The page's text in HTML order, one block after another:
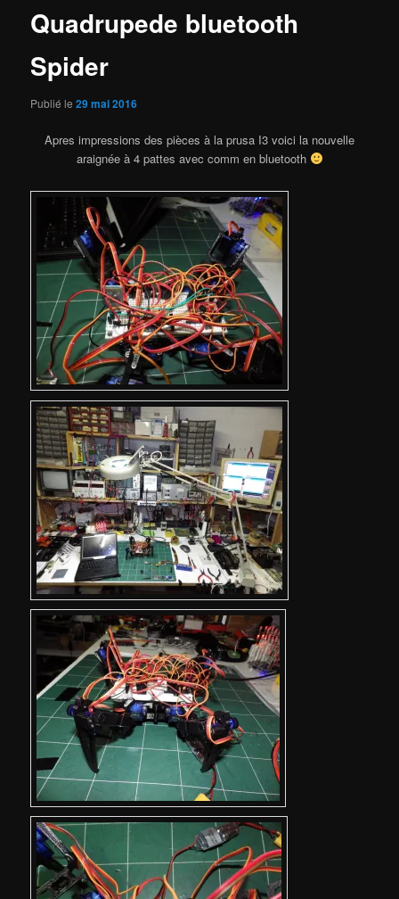
Quadrupede bluetooth
Spider
Publié le29 mai 2016
Apres impressions des pièces à la prusa I3 voici la nouvelle
araignée à 4 pattes avec comm en bluetooth